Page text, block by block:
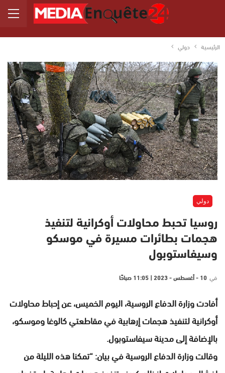
الرئيسية دولي
دولي
روسيا تحبط محاولات أوكرانية لتنفيذ
هجمات بطائرات مسيرة في موسكو
وسيفاستوبول
في 10 - أغسطس - 2023 | 11:05 صباحًا
أفادت وزارة الدفاع الروسية، اليوم الخميس، عن إحباط محاولات
أوكرانية لتنفيذ هجمات إرهابية في مقاطعتي كالوغا وموسكو،
بالإضافة إلى مدينة سيفاستوبول.
وقالت وزارة الدفاع الروسية في بيان: “تمكنا هذه الليلة من